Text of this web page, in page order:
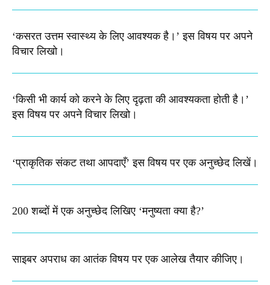
‘कसरत उत्तम स्वास्थ्य के लिए आवश्यक है।’ इस विषय पर अपने
विचार लिखो।
‘किसी भी कार्य को करने के लिए दृढ़ता की आवश्यकता होती है।’
इस विषय पर अपने विचार लिखो।
‘प्राकृतिक संकट तथा आपदाएँ’ इस विषय पर एक अनुच्छेद लिखें।
200 शब्दों में एक अनुच्छेद लिखिए ‘मनुष्यता क्या है?’
साइबर अपराध का आतंक विषय पर एक आलेख तैयार कीजिए।